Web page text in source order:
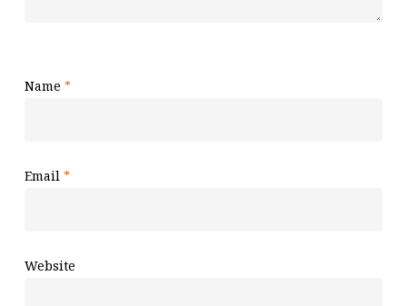
Name *
Email *
Website